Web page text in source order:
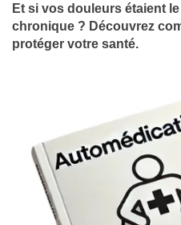
Et si vos douleurs étaient
chronique ? Découvrez
protéger votre santé.